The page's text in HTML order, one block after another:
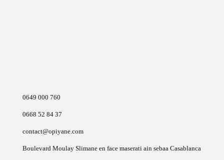
0649 000 760
0668 52 84 37
contact@opiyane.com
Boulevard Moulay Slimane en face maserati ain sebaa Casablanca